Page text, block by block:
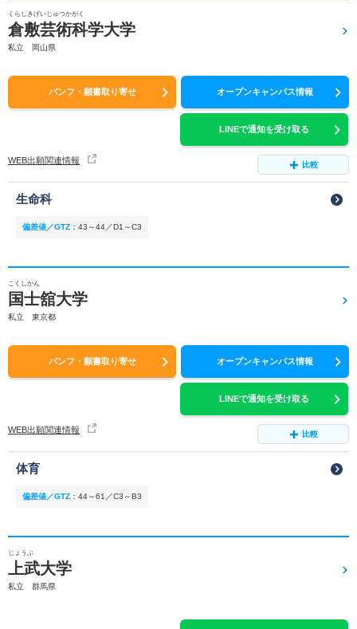
くらしきげいじゅつかがく
倉敷芸術科学大学
私立 岡山県
パンフ・願書取り寄せ オープンキャンパス情報
LINEで通知を受け取る
WEB出願関連情報 比較
生命科
偏差値／GTZ ： 43～44／D1～C3
こくしかん
国士舘大学
私立 東京都
パンフ・願書取り寄せ オープンキャンパス情報
LINEで通知を受け取る
WEB出願関連情報 比較
体育
偏差値／GTZ ： 44～61／C3～B3
じょうぶ
上武大学
私立 群馬県